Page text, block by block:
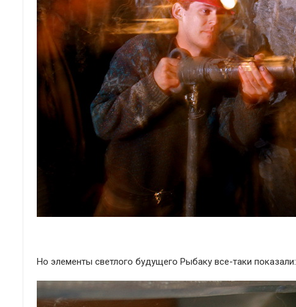
Но элементы светлого будущего Рыбаку все-таки показали: